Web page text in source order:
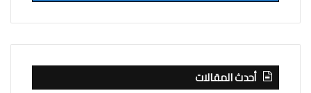
أحدث المقالات